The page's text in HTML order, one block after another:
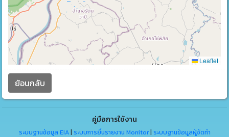
Leaflet
ย้อนกลับ
คู่มือการใช้งาน
ระบบฐานข้อมูล EIA| ระบบการยื่นรายงาน Monitor| ระบบฐานข้อมูลผู้จัดทำ